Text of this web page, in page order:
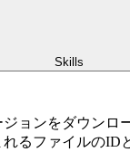
Skills
ョンをダウンロ
るファイルのID